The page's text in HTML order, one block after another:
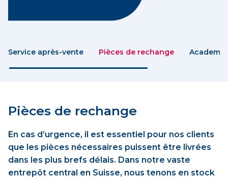
Service après-vente Pièces de rechange Academy
Pièces de rechange
En cas d’urgence, il est essentiel pour nos clients
que les pièces nécessaires puissent être livrées
dans les plus brefs délais. Dans notre vaste
entrepôt central en Suisse, nous tenons en stock